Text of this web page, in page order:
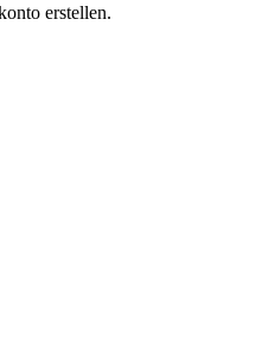
erstellen.